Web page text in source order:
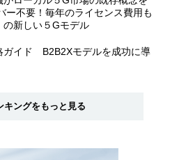
ー不要！毎年のライセンス費用も
新しい５Gモデル
ガイド B2B2Xモデルを成功に導
キングをもっと見る